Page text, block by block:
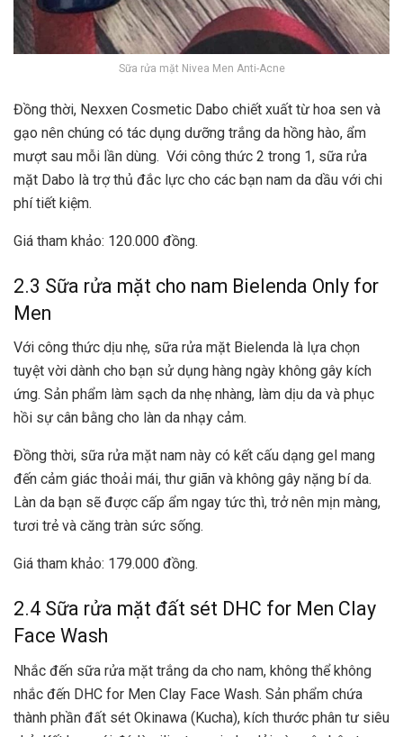
Sữa rửa mặt Nivea Men Anti-Acne
Đồng thời, Nexxen Cosmetic Dabo chiết xuất từ hoa sen và
gạo nên chúng có tác dụng dưỡng trắng da hồng hào, ẩm
mượt sau mỗi lần dùng. Với công thức 2 trong 1, sữa rửa
mặt Dabo là trợ thủ đắc lực cho các bạn nam da dầu với chi
phí tiết kiệm.
Giá tham khảo: 120.000 đồng.
2.3 Sữa rửa mặt cho nam Bielenda Only for
Men
Với công thức dịu nhẹ, sữa rửa mặt Bielenda là lựa chọn
tuyệt vời dành cho bạn sử dụng hàng ngày không gây kích
ứng. Sản phẩm làm sạch da nhẹ nhàng, làm dịu da và phục
hồi sự cân bằng cho làn da nhạy cảm.
Đồng thời, sữa rửa mặt nam này có kết cấu dạng gel mang
đến cảm giác thoải mái, thư giãn và không gây nặng bí da.
Làn da bạn sẽ được cấp ẩm ngay tức thì, trở nên mịn màng,
tươi trẻ và căng tràn sức sống.
Giá tham khảo: 179.000 đồng.
2.4 Sữa rửa mặt đất sét DHC for Men Clay
Face Wash
Nhắc đến sữa rửa mặt trắng da cho nam, không thể không
nhắc đến DHC for Men Clay Face Wash. Sản phẩm chứa
thành phần đất sét Okinawa (Kucha), kích thước phân tư siêu